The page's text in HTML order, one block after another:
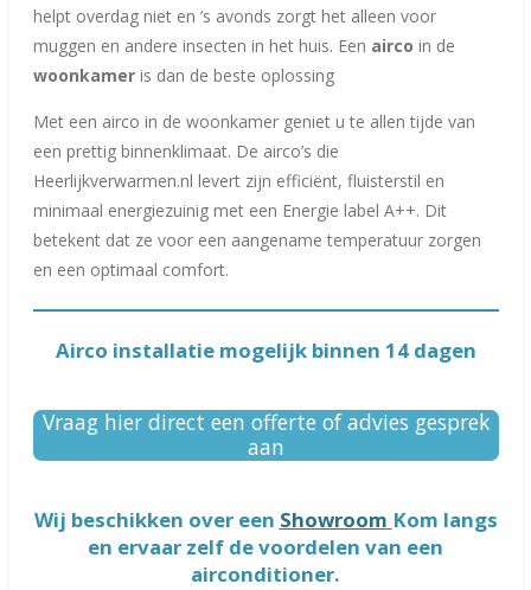
helpt overdag niet en ’s avonds zorgt het alleen voor
muggen en andere insecten in het huis. Een airco in de
woonkameris dan de beste oplossing
Met een airco in de woonkamer geniet u te allen tijde van
een prettig binnenklimaat. De airco’s die
Heerlijkverwarmen.nl levert zijn efficiënt, fluisterstil en
minimaal energiezuinig met een Energie label A++. Dit
betekent dat ze voor een aangename temperatuur zorgen
en een optimaal comfort.
Airco installatie mogelijk binnen 14 dagen
Vraag hier direct een offerte of advies gesprek
aan
Wij beschikken over een Showroom Kom langs
en ervaar zelf de voordelen van een
airconditioner.